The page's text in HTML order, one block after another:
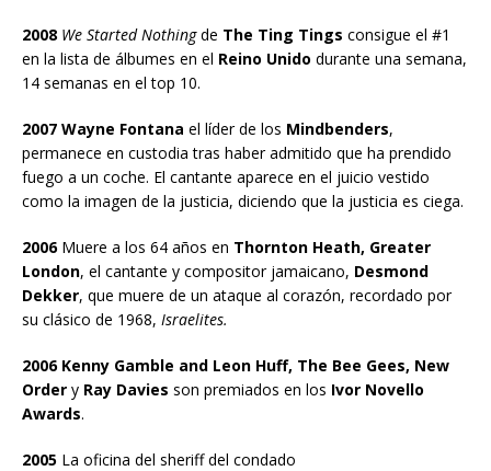
2008 We Started Nothingde The Ting Tings consigue el #1
en la lista de álbumes en el Reino Unido durante una semana,
14 semanas en el top 10.
2007 Wayne Fontana el líder de los Mindbenders,
permanece en custodia tras haber admitido que ha prendido
fuego a un coche. El cantante aparece en el juicio vestido
como la imagen de la justicia, diciendo que la justicia es ciega.
2006Muere a los 64 años en Thornton Heath, Greater
London, el cantante y compositor jamaicano, Desmond
Dekker, que muere de un ataque al corazón, recordado por
su clásico de 1968, Israelites.
2006 Kenny Gamble and Leon Huff, The Bee Gees, New
Order y Ray Davies son premiados en los Ivor Novello
Awards.
2005 La oficina del sheriff del condado